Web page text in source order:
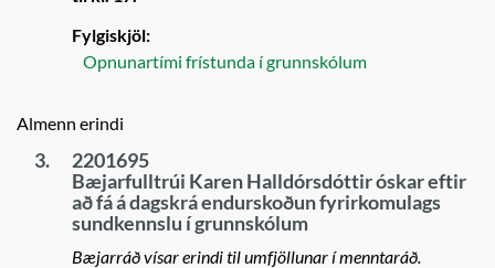
Fylgiskjöl:
Opnunartími frístunda í grunnskólum
Almenn erindi
3.
2201695
Bæjarfulltrúi Karen Halldórsdóttir óskar eftir
að fá á dagskrá endurskoðun fyrirkomulags
sundkennslu í grunnskólum
Bæjarráð vísar erindi til umfjöllunar í menntaráð.